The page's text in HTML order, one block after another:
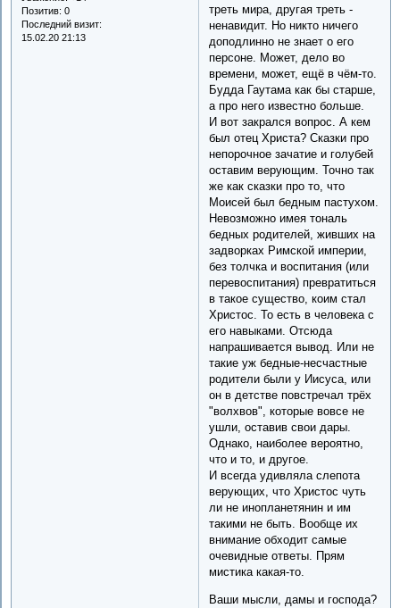
Позитив: 0
Последний визит:
15.02.20 21:13
треть мира, другая треть -
ненавидит. Но никто ничего
доподлинно не знает о его
персоне. Может, дело во
времени, может, ещё в чём-то.
Будда Гаутама как бы старше,
а про него известно больше.
И вот закрался вопрос. А кем
был отец Христа? Сказки про
непорочное зачатие и голубей
оставим верующим. Точно так
же как сказки про то, что
Моисей был бедным пастухом.
Невозможно имея тональ
бедных родителей, живших на
задворках Римской империи,
без толчка и воспитания (или
перевоспитания) превратиться
в такое существо, коим стал
Христос. То есть в человека с
его навыками. Отсюда
напрашивается вывод. Или не
такие уж бедные-несчастные
родители были у Иисуса, или
он в детстве повстречал трёх
"волхвов", которые вовсе не
ушли, оставив свои дары.
Однако, наиболее вероятно,
что и то, и другое.
И всегда удивляла слепота
верующих, что Христос чуть
ли не инопланетянин и им
такими не быть. Вообще их
внимание обходит самые
очевидные ответы. Прям
мистика какая-то.
Ваши мысли, дамы и господа?